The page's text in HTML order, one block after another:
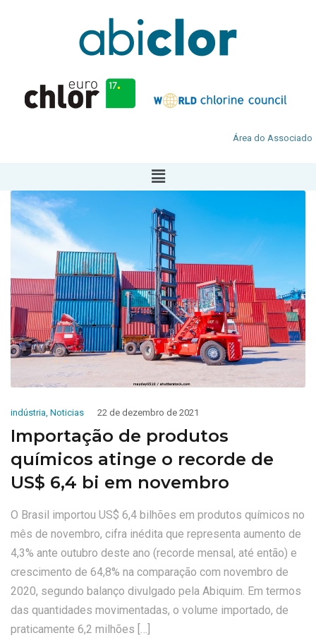
Área do Associado
indústria, Noticias 22 de dezembro de 2021
Importação de produtos
químicos atinge o recorde de
US$ 6,4 bi em novembro
O Brasil importou US$ 6,4 bilhões em produtos químicos no
mês de novembro, cifra inédita que representa aumento de
4,3% ante outubro deste ano (recorde mensal, até então) e
crescimento de 64,8% na comparação com novembro de
2020, segundo balanço divulgado pela Abiquim. Em termos
das quantidades movimentadas, o volume importado, de
praticamente 6,2 milhões […]